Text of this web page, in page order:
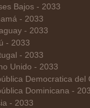
Bajos - 2033
- 2033
- 2033
- 2033
- 2033
Unido - 2033
Democratica del
Dominicana -
- 2033